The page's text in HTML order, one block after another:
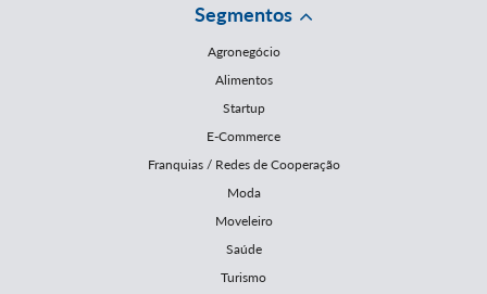
Segmentos
Agronegócio
Alimentos
Startup
E-Commerce
Franquias / Redes de Cooperação
Moda
Moveleiro
Saúde
Turismo